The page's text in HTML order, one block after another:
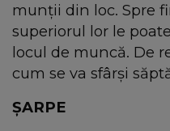
munții din loc. Spre
superiorul lor le
locul de muncă. De
cum se va sfârși
ȘARPE